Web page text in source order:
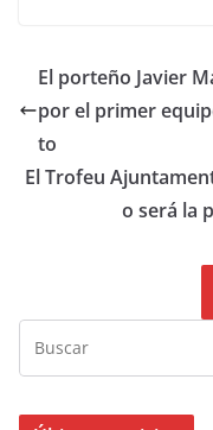
El porteño Javier
por el primer
to
El Trofeu
o será la